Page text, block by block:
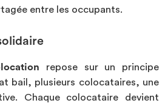
entre les occupants.
repose sur un principe
bail, plusieurs colocataires, une
Chaque colocataire devient